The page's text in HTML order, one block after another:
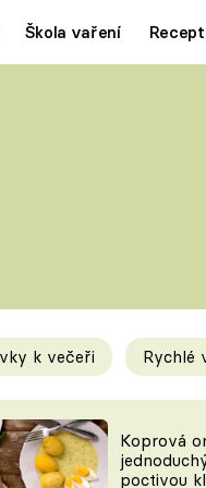
Škola vaření
Tipy a triky
KAM ZA JÍDLEM
k večeři Rychlé
Koprová
poctivou